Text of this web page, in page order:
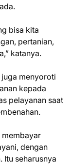
bisa kita
pertanian,
katanya.
menyoroti
kepada
pelayanan saat
membayar
dengan
Itu seharusnya